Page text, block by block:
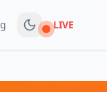
Na żywo
LIVE